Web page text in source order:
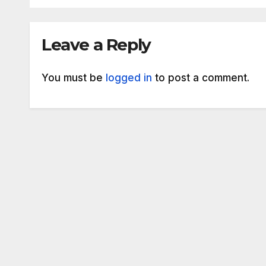
Leave a Reply
You must be logged in to post a comment.